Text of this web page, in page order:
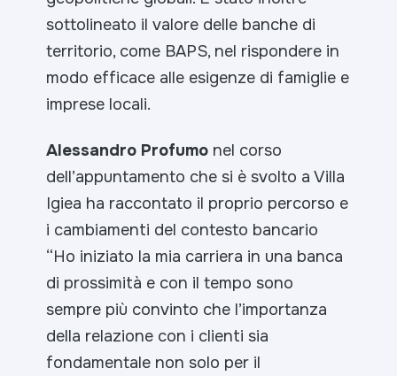
sottolineato il valore delle banche di
territorio, come BAPS, nel rispondere in
modo efficace alle esigenze di famiglie e
imprese locali.
Alessandro Profumo nel corso
dell’appuntamento che si è svolto a Villa
Igiea ha raccontato il proprio percorso e
i cambiamenti del contesto bancario
“Ho iniziato la mia carriera in una banca
di prossimità e con il tempo sono
sempre più convinto che l’importanza
della relazione con i clienti sia
fondamentale non solo per il